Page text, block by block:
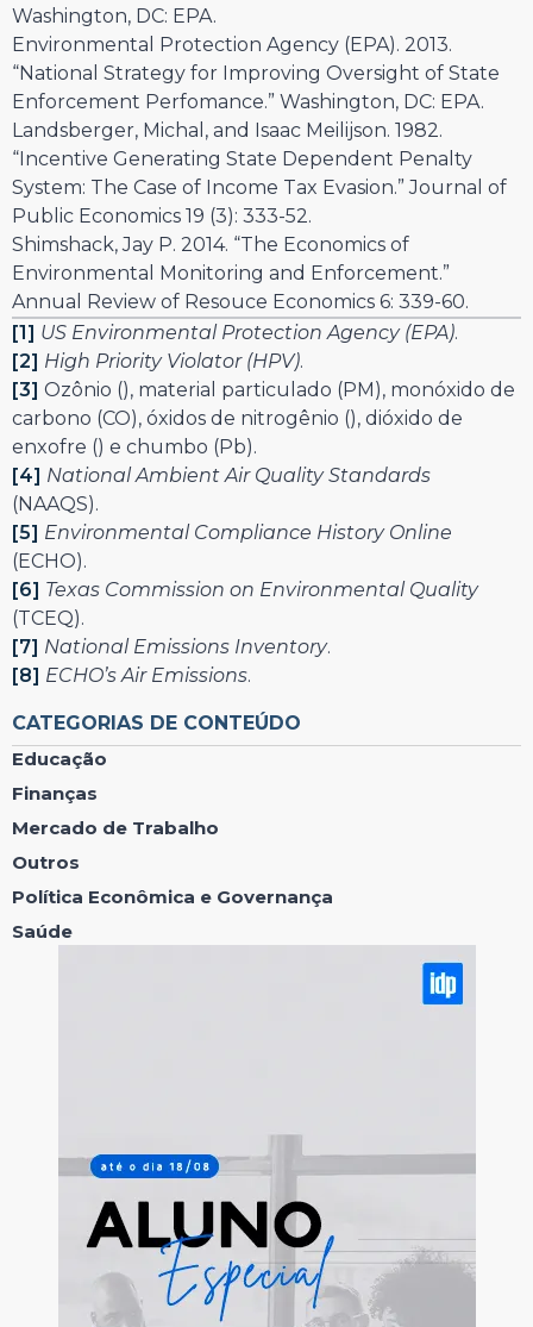
Washington, DC: EPA.
Environmental Protection Agency (EPA). 2013.
“National Strategy for Improving Oversight of State
Enforcement Perfomance.” Washington, DC: EPA.
Landsberger, Michal, and Isaac Meilijson. 1982.
“Incentive Generating State Dependent Penalty
System: The Case of Income Tax Evasion.” Journal of
Public Economics 19 (3): 333-52.
Shimshack, Jay P. 2014. “The Economics of
Environmental Monitoring and Enforcement.”
Annual Review of Resouce Economics 6: 339-60.
[1] US Environmental Protection Agency (EPA).
[2] High Priority Violator (HPV).
[3] Ozônio (), material particulado (PM), monóxido de
carbono (CO), óxidos de nitrogênio (), dióxido de
enxofre () e chumbo (Pb).
[4] National Ambient Air Quality Standards
(NAAQS).
[5] Environmental Compliance History Online
(ECHO).
[6] Texas Commission on Environmental Quality
(TCEQ).
[7] National Emissions Inventory.
[8] ECHO’s Air Emissions.
CATEGORIAS DE CONTEÚDO
Educação
Finanças
Mercado de Trabalho
Outros
Política Econômica e Governança
Saúde